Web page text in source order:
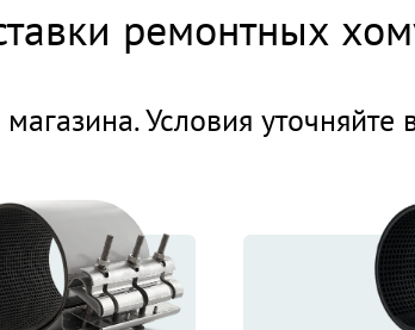
ремонтных
Условия уточняйте